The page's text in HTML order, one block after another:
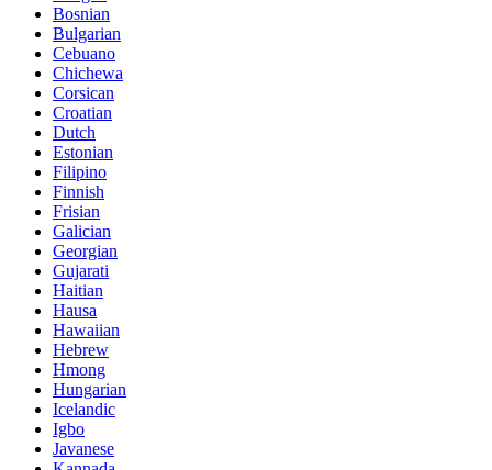
Bosnian
Bulgarian
Cebuano
Chichewa
Corsican
Croatian
Dutch
Estonian
Filipino
Finnish
Frisian
Galician
Georgian
Gujarati
Haitian
Hausa
Hawaiian
Hebrew
Hmong
Hungarian
Icelandic
Igbo
Javanese